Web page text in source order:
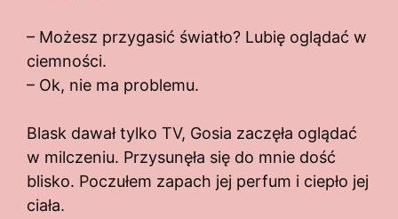
– Możesz przygasić światło? Lubię oglądać w
ciemności.
– Ok, nie ma problemu.
Blask dawał tylko TV, Gosia zaczęła oglądać
w milczeniu. Przysunęła się do mnie dość
blisko. Poczułem zapach jej perfum i ciepło jej
ciała.